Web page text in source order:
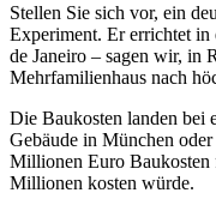
Stellen Sie sich vor, ein
Experiment. Er errichtet in
de Janeiro – sagen wir, in
Mehrfamilienhaus nach
Die Baukosten landen bei
Gebäude in München
Millionen Euro
Millionen kosten würde.